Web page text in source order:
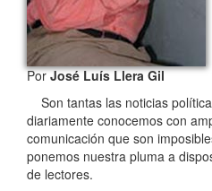
PorJosé Luís Llera Gil
Son tantas las noticias
diariamente conocemos con
comunicación que son
ponemos nuestra pluma a
de lectores.